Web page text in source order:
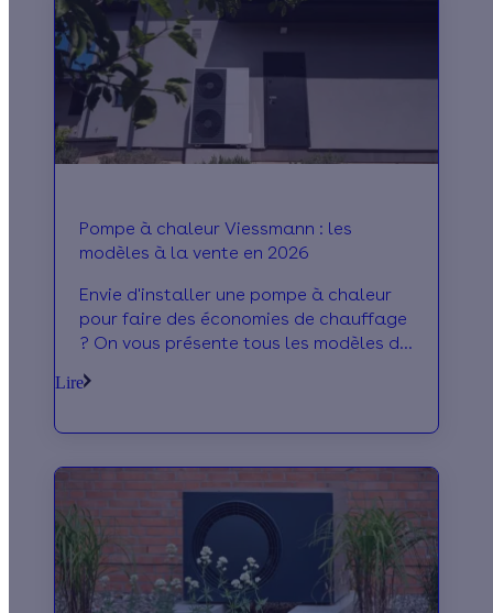
Pompe à chaleur Viessmann : les
modèles à la vente en 2026
Envie d'installer une pompe à chaleur
pour faire des économies de chauffage
? On vous présente tous les modèles du
Lire